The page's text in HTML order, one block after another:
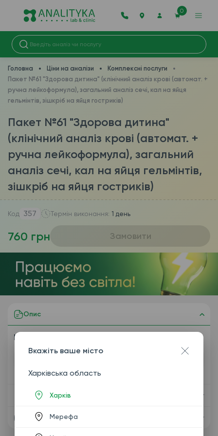
0
Головна Ціни на аналізи
Комплекcні послуги
Пакет №61 "Здорова дитина" (клінічний аналіз крові (автомат. +
ручна лейкоформула), загальний аналіз сечі, кал на яйця
гельмінтів, зішкріб на яйця гостриків)
Пакет №61 "Здорова дитина"
(клінічний аналіз крові (автомат. +
ручна лейкоформула), загальний
аналіз сечі, кал на яйця гельмінтів,
зішкріб на яйця гостриків)
Код 357 Термін виконання: 1 день
760 грн Замовити
Опис
Кількість аналізів: 4
Показання
Підготовка
Вкажіть ваше місто
Харківська область
Харків
Мерефа